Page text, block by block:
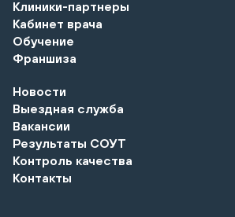
Клиники-партнеры
Кабинет врача
Обучение
Франшиза
Новости
Выездная служба
Вакансии
Результаты СОУТ
Контроль качества
Контакты